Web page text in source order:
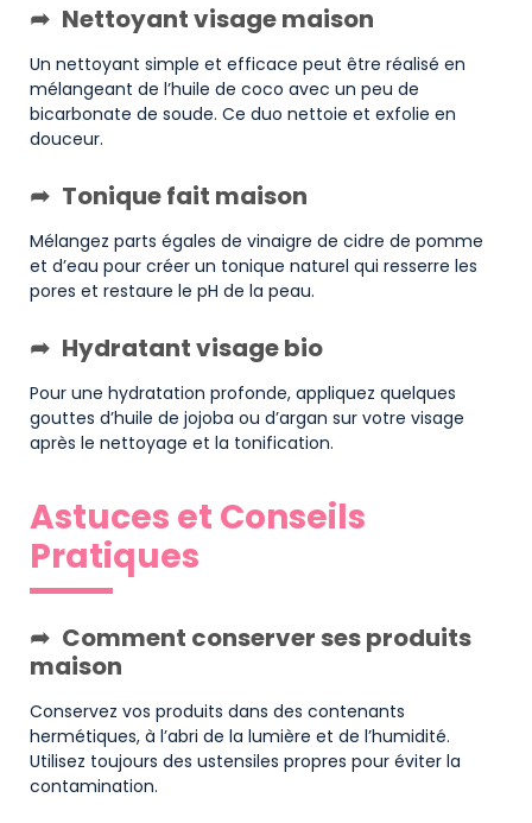
Nettoyant visage maison
Un nettoyant simple et efficace peut être réalisé en
mélangeant de l’huile de coco avec un peu de
bicarbonate de soude. Ce duo nettoie et exfolie en
douceur.
Tonique fait maison
Mélangez parts égales de vinaigre de cidre de pomme
et d’eau pour créer un tonique naturel qui resserre les
pores et restaure le pH de la peau.
Hydratant visage bio
Pour une hydratation profonde, appliquez quelques
gouttes d’huile de jojoba ou d’argan sur votre visage
après le nettoyage et la tonification.
Astuces et Conseils
Pratiques
Comment conserver ses produits
maison
Conservez vos produits dans des contenants
hermétiques, à l’abri de la lumière et de l’humidité.
Utilisez toujours des ustensiles propres pour éviter la
contamination.